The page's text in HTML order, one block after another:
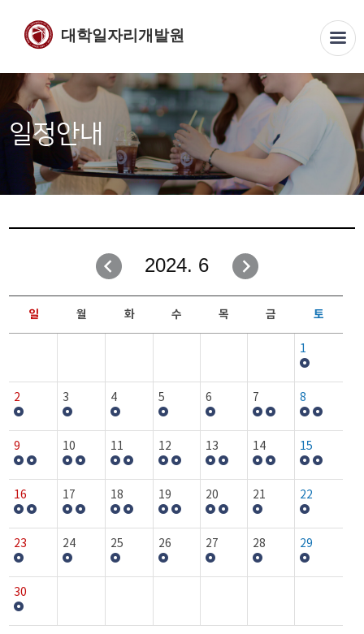
대학일자리개발원
일정안내
2024. 6
일 월 화 수 목 금 토
1
2 3 4 5 6 7 8
9 10 11 12 13 14 15
16 17 18 19 20 21 22
23 24 25 26 27 28 29
30